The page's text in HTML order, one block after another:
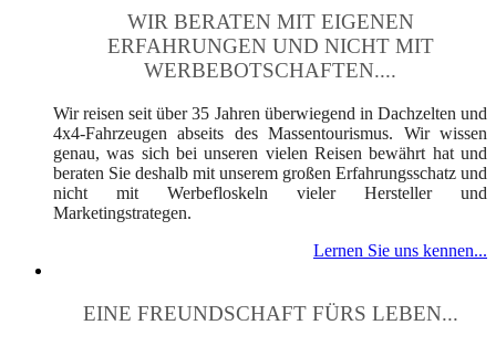
WIR BERATEN MIT EIGENEN
ERFAHRUNGEN UND NICHT MIT
WERBEBOTSCHAFTEN....
Wir reisen seit über 35 Jahren überwiegend in Dachzelten und
4x4-Fahrzeugen abseits des Massentourismus. Wir wissen
genau, was sich bei unseren vielen Reisen bewährt hat und
beraten Sie deshalb mit unserem großen Erfahrungsschatz und
nicht mit Werbefloskeln vieler Hersteller und
Marketingstrategen.
Lernen Sie uns kennen...
EINE FREUNDSCHAFT FÜRS LEBEN...